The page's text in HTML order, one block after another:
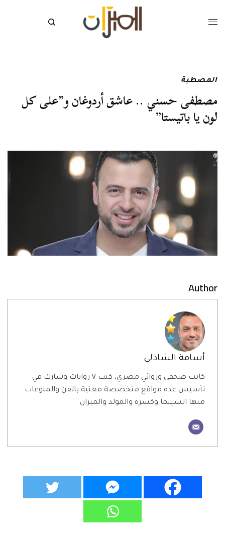
المصطبة
مصطفى حسني .. عاشق أردوغان و”على كل
لون يا باتيستا”
Author
أسامة الشاذلي
كاتب صحفي وروائي مصري، كتب ٧ روايات وشارك في
تأسيس عدة مواقع متخصصة معنية بالفن والمنوعات
منها السينما وكسرة والمولد والميزان